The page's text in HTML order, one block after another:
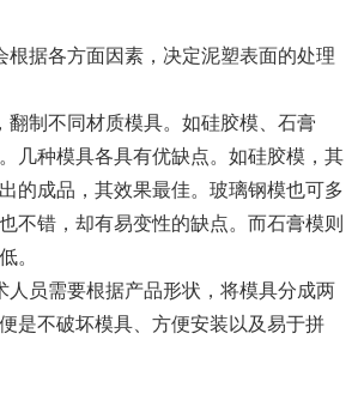
根据各方面因素，决定泥塑表面的处理
翻制不同材质模具。如硅胶模、石膏
几种模具各具有优缺点。如硅胶模，其
的成品，其效果最佳。玻璃钢模也可多
不错，却有易变性的缺点。而石膏模则
。
人员需要根据产品形状，将模具分成两
是不破坏模具、方便安装以及易于拼